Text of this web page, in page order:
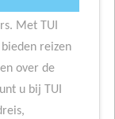
Met TUI
reizen
over de
u bij TUI